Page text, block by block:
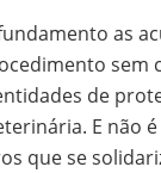
as
sem
de
E não
que se